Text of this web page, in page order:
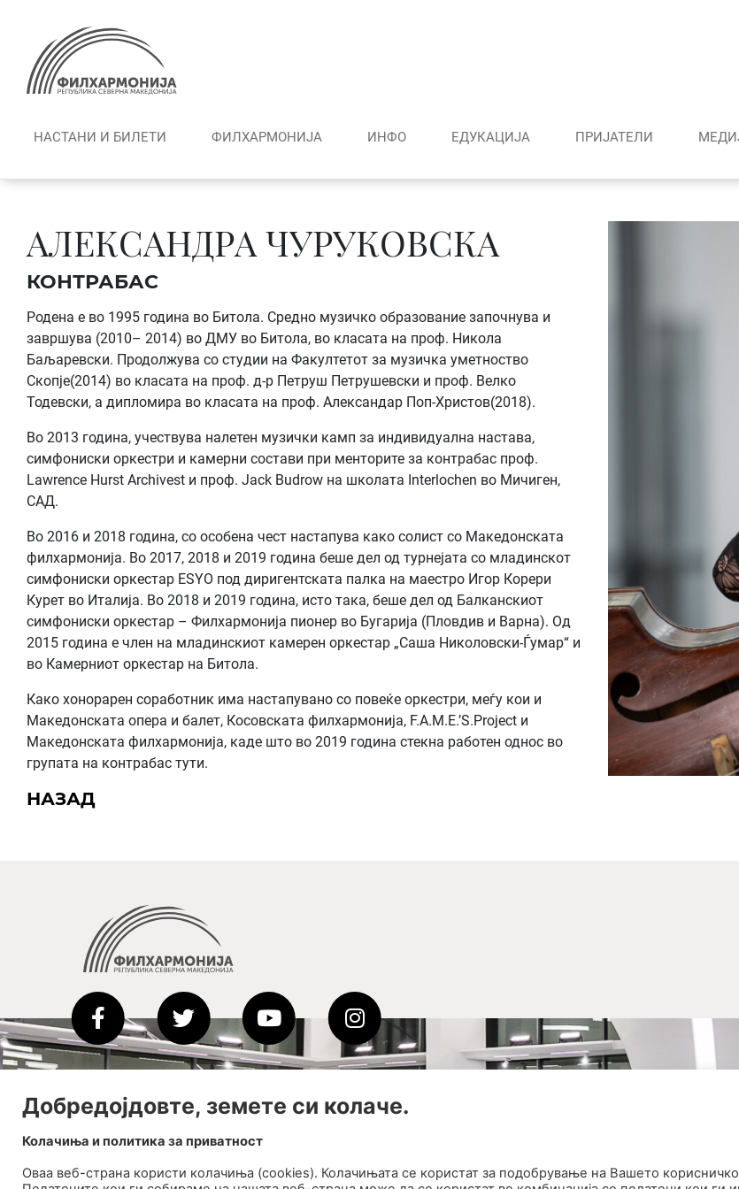
content
НАСТАНИ И БИЛЕТИ ФИЛХАРМОНИЈА ИНФО ЕДУКАЦИЈА ПРИЈАТЕЛИ
АЛЕКСАНДРА ЧУРУКОВСКА
КОНТРАБАС
Родена е во 1995 година во Битола. Средно музичко образование започнува и
завршува (2010– 2014) во ДМУ во Битола, во класата на проф. Никола
Баљаревски. Продолжува со студии на Факултетот за музичка уметноство
Скопје(2014) во класата на проф. д-р Петруш Петрушевски и проф. Велко
Тодевски, а дипломира во класата на проф. Александар Поп-Христов(2018).
Во 2013 година, учествува налетен музички камп за индивидуална настава,
симфониски оркестри и камерни состави при менторите за контрабас проф.
Lawrence Hurst Archivest и проф. Jack Budrow на школата Interlochen во Мичиген,
САД.
Во 2016 и 2018 година, со особена чест настапува како солист со Македонската
филхармонија. Во 2017, 2018 и 2019 година беше дел од турнејата со младинскот
симфониски оркестар ESYO под диригентската палка на маестро Игор Корери
Курет во Италија. Во 2018 и 2019 година, исто така, беше дел од Балканскиот
симфониски оркестар – Филхармонија пионер во Бугарија (Пловдив и Варна). Од
2015 година е член на младинскиот камерен оркестар „Саша Николовски-Ѓумар“ и
во Камерниот оркестар на Битола.
Како хонорарен соработник има настапувано со повеќе оркестри, меѓу кои и
Македонската опера и балет, Косовската филхармонија, F.A.M.E.’S.Project и
Македонската филхармонија, каде што во 2019 година стекна работен однос во
групата на контрабас тути.
НАЗАД
Добредојдовте, земете си колаче.
Колачиња и политика за приватност
Оваа веб-странa користи колачиња (cookies). Колачињата се користат за подобрување на Вашето